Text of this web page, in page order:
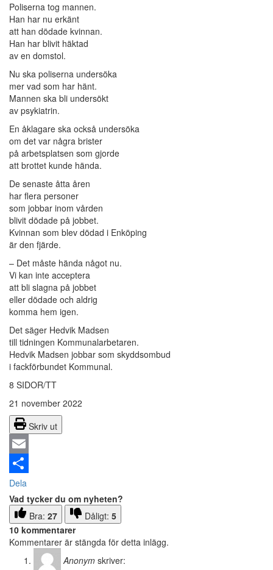
Poliserna tog mannen.
Han har nu erkänt
att han dödade kvinnan.
Han har blivit häktad
av en domstol.
Nu ska poliserna undersöka
mer vad som har hänt.
Mannen ska bli undersökt
av psykiatrin.
En åklagare ska också undersöka
om det var några brister
på arbetsplatsen som gjorde
att brottet kunde hända.
De senaste åtta åren
har flera personer
som jobbar inom vården
blivit dödade på jobbet.
Kvinnan som blev dödad i Enköping
är den fjärde.
– Det måste hända något nu.
Vi kan inte acceptera
att bli slagna på jobbet
eller dödade och aldrig
komma hem igen.
Det säger Hedvik Madsen
till tidningen Kommunalarbetaren.
Hedvik Madsen jobbar som skyddsombud
i fackförbundet Kommunal.
8 SIDOR/TT
21 november 2022
Skriv ut
Email
Dela
Vad tycker du om nyheten?
Bra: 27 Dåligt: 5
10 kommentarer
Kommentarer är stängda för detta inlägg.
Anonym skriver: